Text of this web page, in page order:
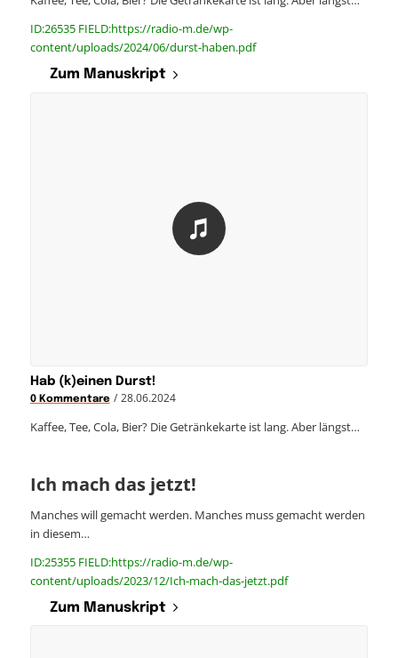
ID:26535 FIELD:https://radio-m.de/wp-
content/uploads/2024/06/durst-haben.pdf
Zum Manuskript
Hab (k)einen Durst!
0 Kommentare / 28.06.2024
Kaffee, Tee, Cola, Bier? Die Getränkekarte ist lang. Aber längst…
Ich mach das jetzt!
Manches will gemacht werden. Manches muss gemacht werden
in diesem…
ID:25355 FIELD:https://radio-m.de/wp-
content/uploads/2023/12/Ich-mach-das-jetzt.pdf
Zum Manuskript